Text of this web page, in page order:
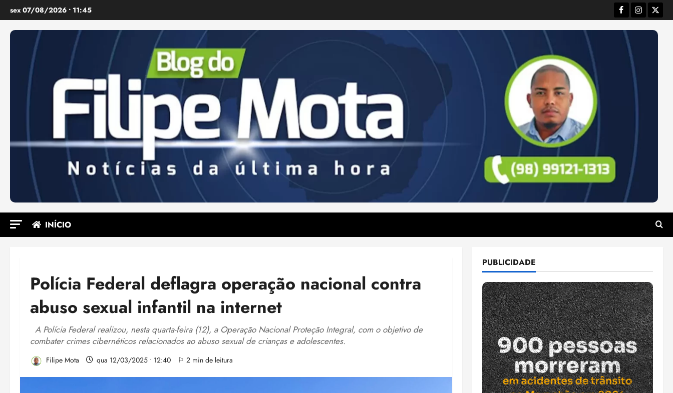
para
sex 07/08/2026 • 11:45 Facebook
Instagram
INÍCIO
Polícia Federal deflagra operação nacional contra
abuso sexual infantil na internet
A Polícia Federal realizou, nesta quarta-feira (12), a Operação Nacional Proteção Integral, com o objetivo de
combater crimes cibernéticos relacionados ao abuso sexual de crianças e adolescentes.
Filipe Mota qua 12/03/2025 • 12:40 ⚐ 2 min de leitura
PUBLICIDADE